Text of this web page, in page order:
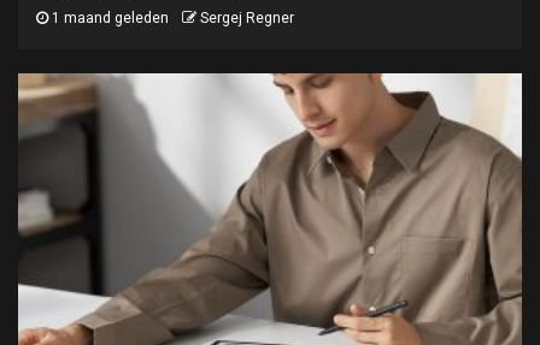
1 maand geleden Sergej Regner